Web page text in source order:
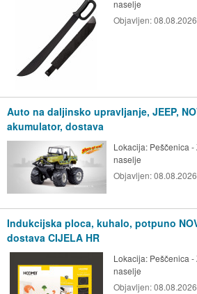
naselje
Objavljen:
Auto na daljinsko upravljanje, JEEP,
akumulator, dostava
Lokacija: Peščenica
naselje
Objavljen:
Indukcijska ploca, kuhalo, potpuno
dostava CIJELA HR
Lokacija: Peščenica
naselje
Objavljen: